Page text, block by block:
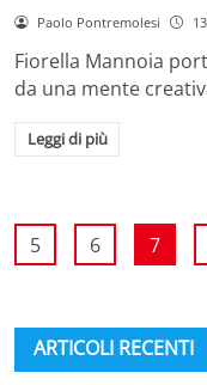
Paolo Pontremolesi
Fiorella Mannoia
da una mente
Leggi di più
5 6 7
ARTICOLI RECENTI